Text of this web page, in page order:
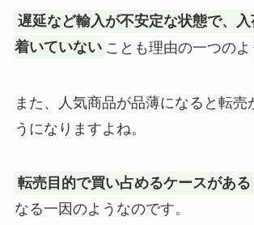
で売ってる？値
ューアル？安い理
イロカ柔軟剤が
由はなぜ？人気の
遅延など輸入が不安定な状態で、
着いていない ことも理由の一つのよ
また、人気商品が品薄になると転売
うになりますよね。
転売目的で買い占めるケースがある
なる一因のようなのです。